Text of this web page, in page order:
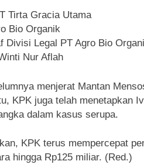
Tirta Gracia Utama
Bio Organik
Divisi Legal PT Agro Bio
Nur Aflah
menjerat Mantan
KPK juga telah menetapkan
dalam kasus serupa.
KPK terus mempercepat
hingga Rp125 miliar. (Red.)